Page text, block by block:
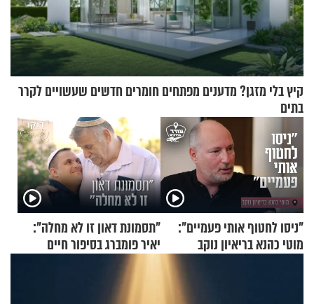
קיץ בלי מזגן? מדענים מפתחים חומרים חדשים שעשויים לקרר
בתים
"ניסו לחטוף אותי פעמיים":
מוטי כהנא בריאיון נוקב
"תסמונת דאון זו לא מחלה":
יאיר פומברג בסיפור חיים
מעורר השראה